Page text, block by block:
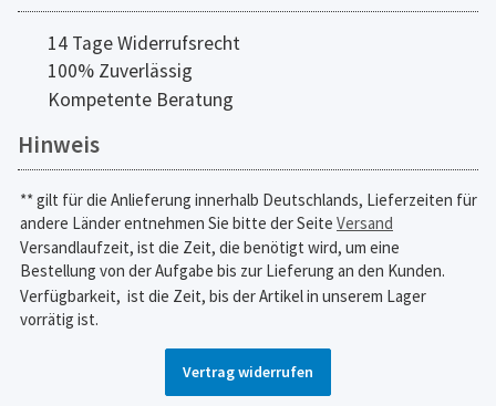
14 Tage Widerrufsrecht
100% Zuverlässig
Kompetente Beratung
Hinweis
** gilt für die Anlieferung innerhalb Deutschlands, Lieferzeiten für
andere Länder entnehmen Sie bitte der Seite Versand
Versandlaufzeit, ist die Zeit, die benötigt wird, um eine
Bestellung von der Aufgabe bis zur Lieferung an den Kunden.
Verfügbarkeit, ist die Zeit, bis der Artikel in unserem Lager
vorrätig ist.
Vertrag widerrufen